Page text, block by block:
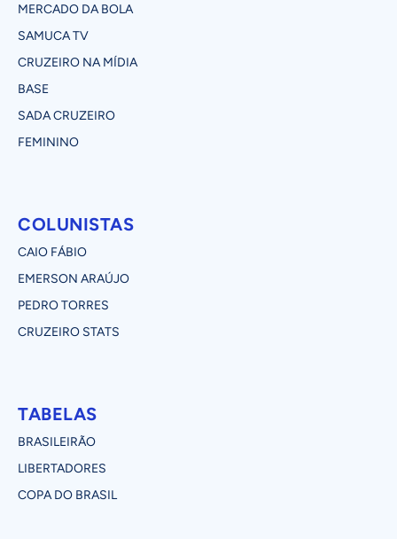
MERCADO DA BOLA
SAMUCA TV
CRUZEIRO NA MÍDIA
BASE
SADA CRUZEIRO
FEMININO
COLUNISTAS
CAIO FÁBIO
EMERSON ARAÚJO
PEDRO TORRES
CRUZEIRO STATS
TABELAS
BRASILEIRÃO
LIBERTADORES
COPA DO BRASIL